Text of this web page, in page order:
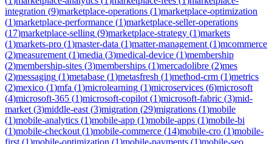
integration (9)marketplace-operations (1)marketplace-optimization
(1)marketplace-performance (1)marketplace-seller-operations
(17)marketplace-selling (9)marketplace-strategy (1)markets
(1)markets-pro (1)master-data (1)matter-management (1)mcommerce
(2)measurement (1)media (3)medical-device (1)membership
(2)membership-sites (3)memberships (1)mercadolibre (2)mes
(2)messaging (1)metabase (1)metasfresh (1)method-crm (1)metrics
(2)mexico (1)mfa (1)microlearning (1)microservices (6)microsoft
(4)microsoft-365 (1)microsoft-copilot (1)microsoft-fabric (3)mid-
market (3)middle-east (3)migration (29)migrations (1)mobile
(1)mobile-analytics (1)mobile-app (1)mobile-apps (1)mobile-bi
(1)mobile-checkout (1)mobile-commerce (14)mobile-cro (1)mobile-
first (1)mobile-optimization (1)mobile-payments (1)mobile-seo